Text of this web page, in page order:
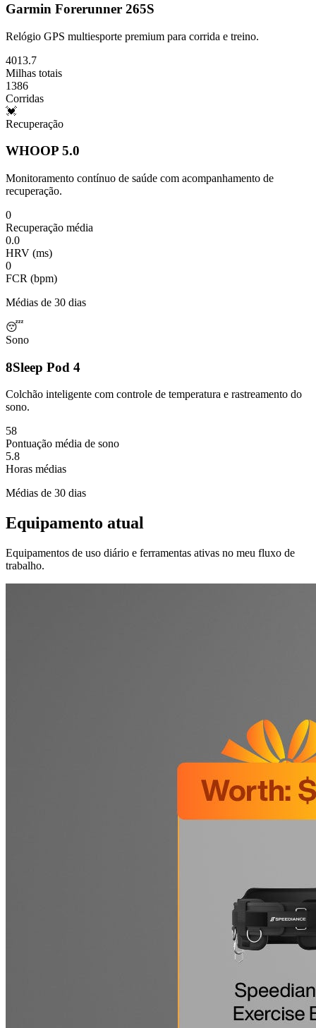
Garmin Forerunner 265S
Relógio GPS multiesporte premium para corrida e treino.
4013.7
Milhas totais
1386
Corridas
💓
Recuperação
WHOOP 5.0
Monitoramento contínuo de saúde com acompanhamento de
recuperação.
0
Recuperação média
0.0
HRV (ms)
0
FCR (bpm)
Médias de 30 dias
😴
Sono
8Sleep Pod 4
Colchão inteligente com controle de temperatura e rastreamento do
sono.
58
Pontuação média de sono
5.8
Horas médias
Médias de 30 dias
Equipamento atual
Equipamentos de uso diário e ferramentas ativas no meu fluxo de
trabalho.